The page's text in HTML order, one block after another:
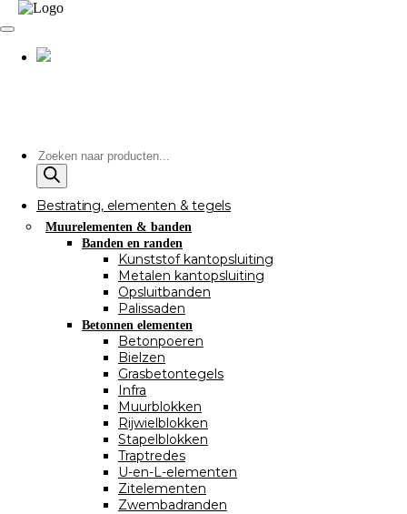
Producten
zoeken
Bestrating, elementen & tegels
Muurelementen & banden
Banden en randen
Kunststof kantopsluiting
Metalen kantopsluiting
Opsluitbanden
Palissaden
Betonnen elementen
Betonpoeren
Bielzen
Grasbetontegels
Infra
Muurblokken
Rijwielblokken
Stapelblokken
Traptredes
U-en-L-elementen
Zitelementen
Zwembadranden